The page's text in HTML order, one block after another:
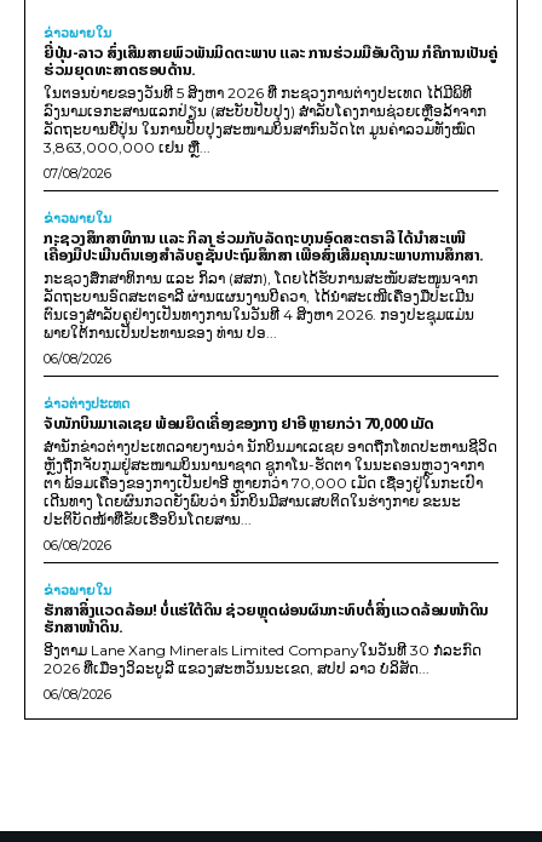
ຂ່າວພາຍ​ໃນ
ຍີ່ປຸ່ນ-ລາວ ສົ່ງເສີມສາຍພົວພັນມິດຕະພາບ ແລະ ການຮ່ວມມືອັນດີງາມ ກໍຄືການເປັນຄູ່
ຮ່ວມຍຸດທະສາດຮອບດ້ານ.
ໃນຕອນບ່າຍຂອງວັນທີ 5 ສິງຫາ 2026 ທີ່ ກະຊວງການຕ່າງປະເທດ ໄດ້ມີພິທີ
ລົງນາມເອກະສານແລກປ່ຽນ (ສະບັບປັບປຸງ) ສໍາລັບໂຄງການຊ່ວຍເຫຼືອລ້າຈາກ
ລັດຖະບານຍີ່ປຸ່ນ ໃນການປັບປຸງສະໜາມບິນສາກົນວັດໄຕ ມູນຄ່າລວມທັງໝົດ
3,863,000,000 ເຢນ ຫຼື...
07/08/2026
ຂ່າວພາຍ​ໃນ
ກະຊວງສຶກສາທິການ ແລະ ກິລາ ຮ່ວມກັບລັດຖະບານອົດສະຕຣາລີ ໄດ້ນຳສະເໜີ
ເຄື່ອງມືປະເມີນຕົນເອງສຳລັບຄູຊັ້ນປະຖົມສຶກສາ ເພື່ອສົ່ງເສີມຄຸນນະພາບການສຶກສາ.
ກະຊວງສຶກສາທິການ ແລະ ກິລາ (ສສກ), ໂດຍໄດ້ຮັບການສະໜັບສະໜູນຈາກ
ລັດຖະບານອົດສະຕຣາລີ ຜ່ານແຜນງານບີຄວາ, ໄດ້ນຳສະເໜີເຄື່ອງມືປະເມີນ
ຕົນເອງສຳລັບຄູຢ່າງເປັນທາງການໃນວັນທີ 4 ສິງຫາ 2026. ກອງປະຊຸມແມ່ນ
ພາຍໃຕ້ການເປັນປະທານຂອງ ທ່ານ ປອ...
06/08/2026
ຂ່າວຕ່າງປະເທດ
ຈັບນັກບິນມາເລເຊຍ ພ້ອມຍຶດເຄື່ອງຂອງກາງ ຢາອີ ຫຼາຍກວ່າ 70,000 ເມັດ
ສຳນັກຂ່າວຕ່າງປະເທດລາຍງານວ່າ ນັກບິນມາເລເຊຍ ອາດຖືກໂທດປະຫານຊີວິດ
ຫຼັງຖືກຈັບກຸມຢູ່ສະໜາມບິນນານາຊາດ ຊູກາໂນ-ຮັດຕາ ໃນນະຄອນຫຼວງຈາກາ
ຕາ ພ້ອມເຄື່ອງຂອງກາງເປັນຢາອີ ຫຼາຍກວ່າ 70,000 ເມັດ ເຊື່ອງຢູ່ໃນກະເປົາ
ເດີນທາງ ໂດຍຜົນກວດຍັງພົບວ່າ ນັກບິນມີສານເສບຕິດໃນຮ່າງກາຍ ຂະນະ
ປະຕິບັດໜ້າທີ່ຂັບເຮືອບິນໂດຍສານ...
06/08/2026
ຂ່າວພາຍ​ໃນ
ຮັກສາສິ່ງແວດລ້ອມ! ບໍ່ແຮ່ໃຕ້ດິນ ຊ່ວຍຫຼຸດຜ່ອນຜົນກະທົບຕໍ່ສິ່ງແວດລ້ອມໜ້າດິນ
ຮັກສາໜ້າດິນ.
ອີງຕາມ Lane Xang Minerals Limited Companyໃນວັນທີ 30 ກໍລະກົດ
2026 ທີ່ເມືອງວິລະບູລີ ແຂວງສະຫວັນນະເຂດ, ສປປ ລາວ ບໍລິສັດ...
06/08/2026